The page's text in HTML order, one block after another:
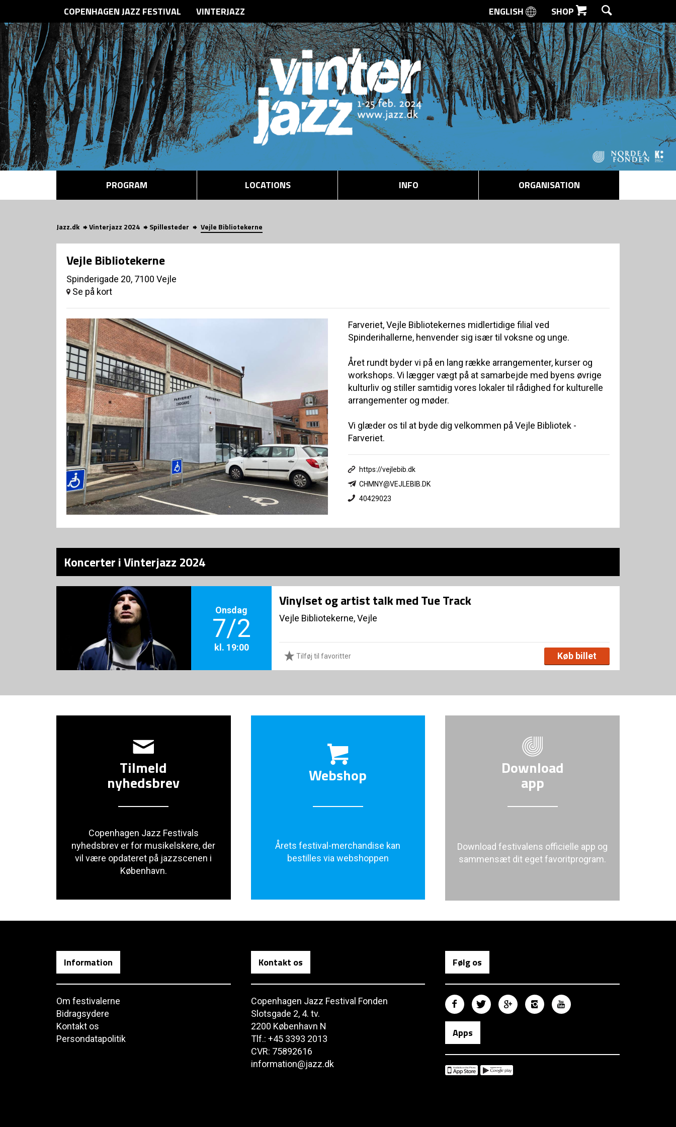
SØG
COPENHAGEN JAZZ FESTIVAL VINTERJAZZ ENGLISH SHOP
PROGRAM LOCATIONS INFO ORGANISATION
Jazz.dk Vinterjazz 2024 Spillesteder Vejle Bibliotekerne
Vejle Bibliotekerne
Spinderigade 20, 7100 Vejle
Se på kort
Farveriet, Vejle Bibliotekernes midlertidige filial ved
Spinderihallerne, henvender sig især til voksne og unge.
Året rundt byder vi på en lang række arrangementer, kurser og
workshops. Vi lægger vægt på at samarbejde med byens øvrige
kulturliv og stiller samtidig vores lokaler til rådighed for kulturelle
arrangementer og møder.
Vi glæder os til at byde dig velkommen på Vejle Bibliotek -
Farveriet.
https://vejlebib.dk
CHMNY@VEJLEBIB.DK
40429023
Koncerter i Vinterjazz 2024
Onsdag
7/2
kl. 19:00
Vinylset og artist talk med Tue Track
Vejle Bibliotekerne, Vejle
Tilføj til favoritter Køb billet
Tilmeld
nyhedsbrev
Copenhagen Jazz Festivals
nyhedsbrev er for musikelskere, der
vil være opdateret på jazzscenen i
København.
Webshop
Årets festival-merchandise kan
bestilles via webshoppen
Download
app
Download festivalens officielle app og
sammensæt dit eget favoritprogram.
Information
Om festivalerne
Bidragsydere
Kontakt os
Persondatapolitik
Kontakt os
Copenhagen Jazz Festival Fonden
Slotsgade 2, 4. tv.
2200 København N
Tlf.: +45 3393 2013
CVR: 75892616
information@jazz.dk
Følg os
Apps